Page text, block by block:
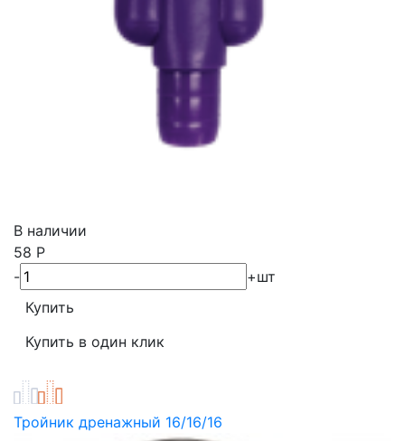
В наличии
58 Р
-
+шт
Тройник дренажный 16/16/16